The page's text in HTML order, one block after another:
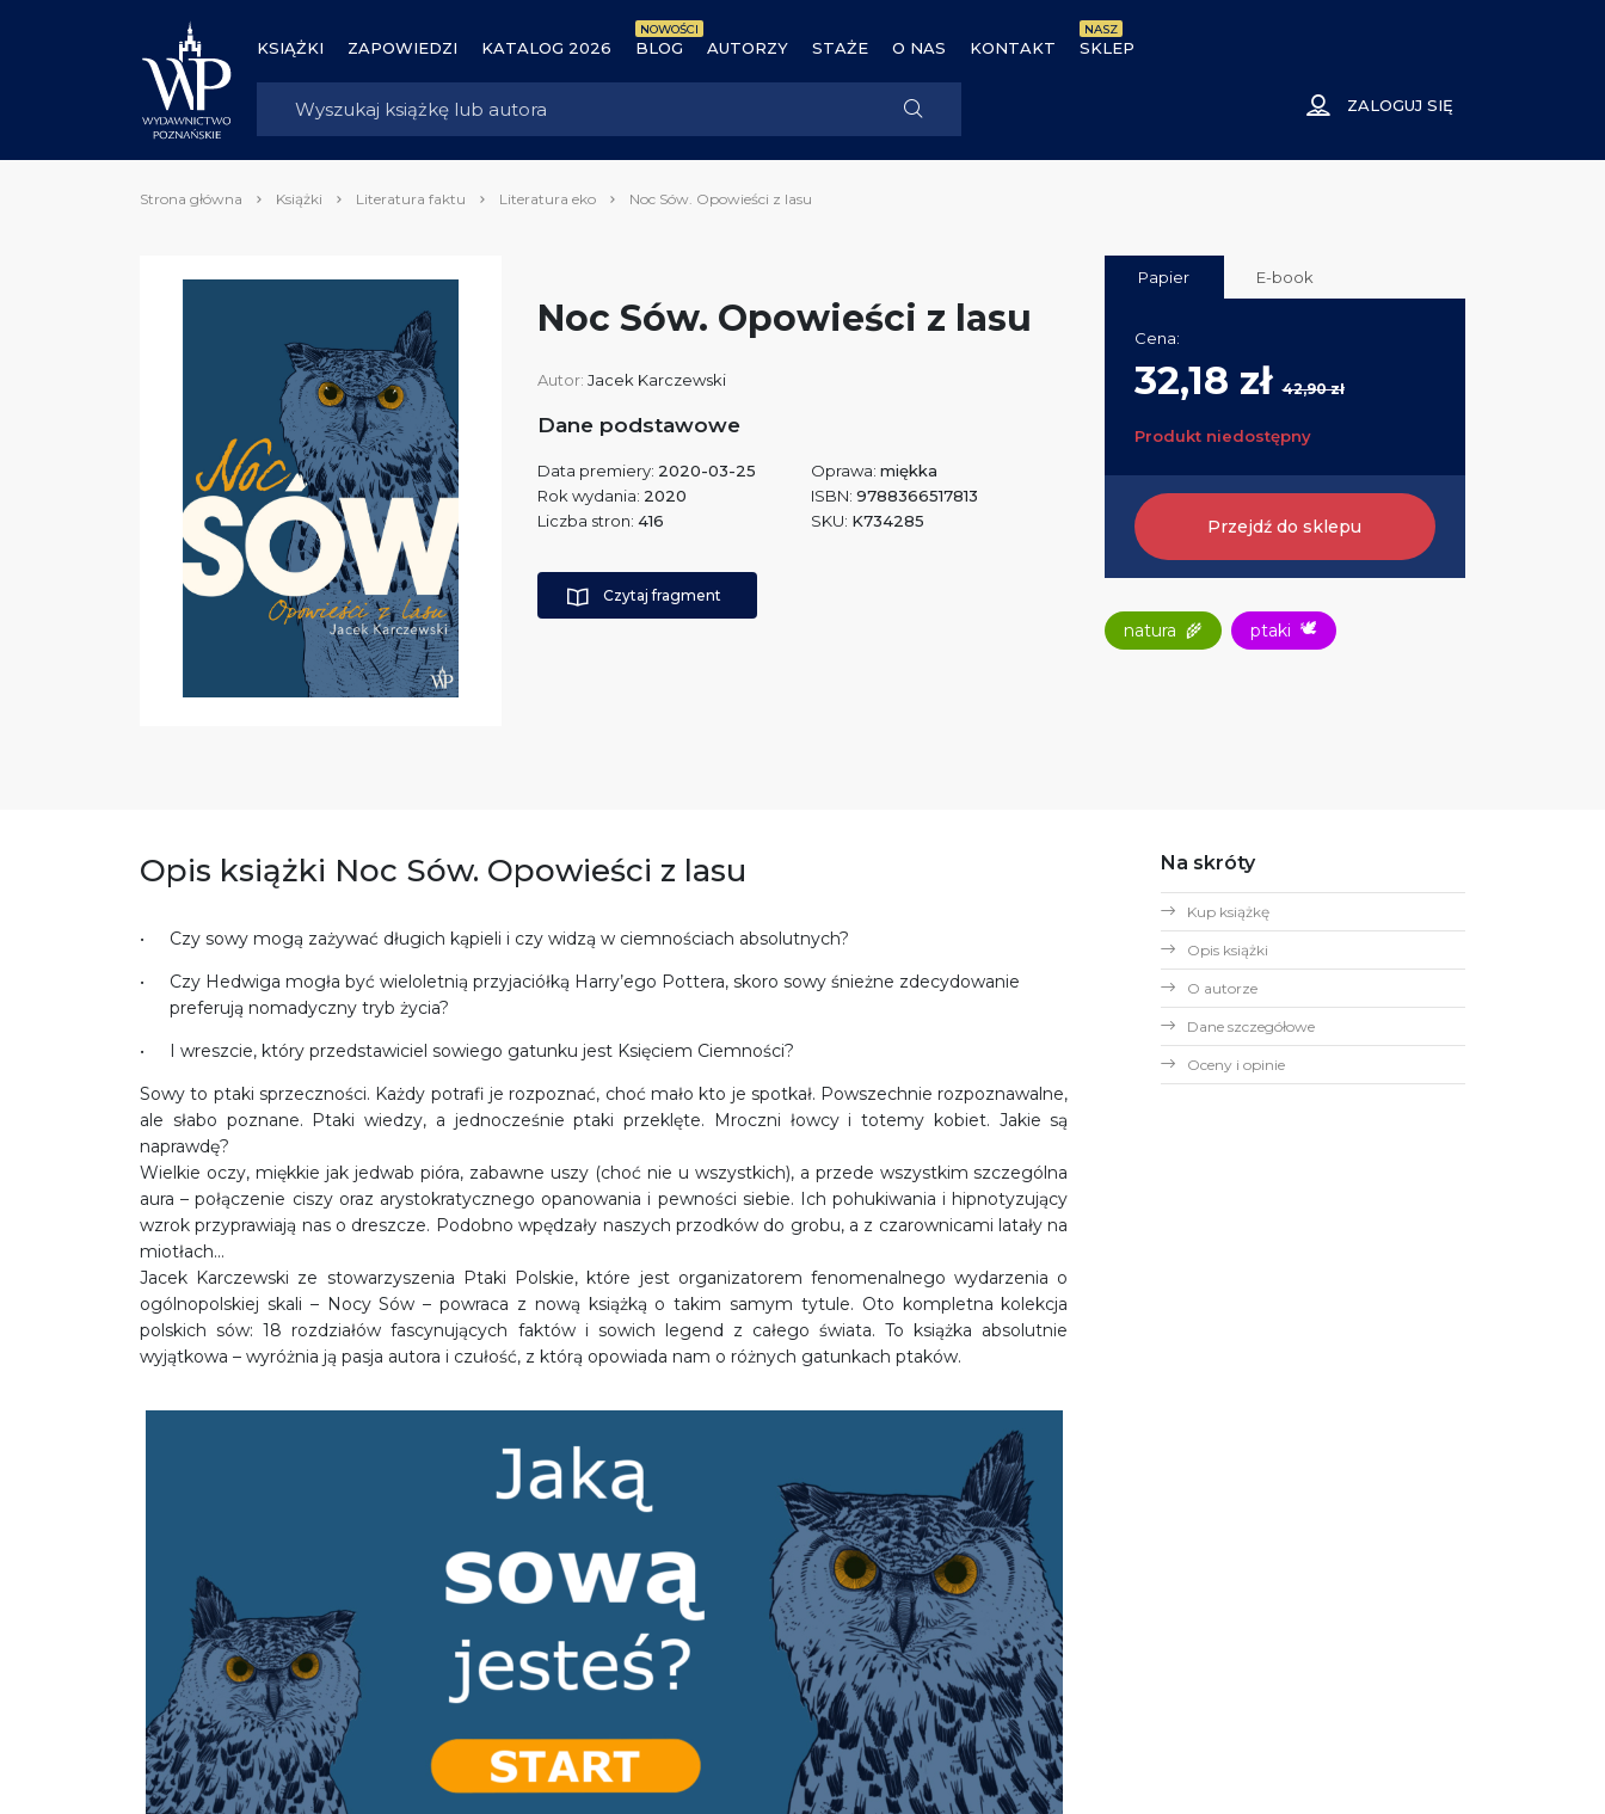
KSIĄŻKI ZAPOWIEDZI KATALOG 2026 BLOG
NOWOŚCI
AUTORZY STAŻE O NAS KONTAKT SKLEP
NASZ
ZALOGUJ SIĘ
Strona główna Książki Literatura faktu Literatura eko Noc Sów. Opowieści z lasu
Noc Sów. Opowieści z lasu
Autor: Jacek Karczewski
Dane podstawowe
Data premiery: 2020-03-25
Rok wydania: 2020
Liczba stron: 416
Oprawa: miękka
ISBN: 9788366517813
SKU: K734285
Czytaj fragment
Papier E-book
Cena:
32,18 zł42,90 zł
Produkt niedostępny
Przejdź do sklepu
natura 🌾 ptaki 🕊
Opis książki Noc Sów. Opowieści z lasu
Czy sowy mogą zażywać długich kąpieli i czy widzą w ciemnościach absolutnych?
Czy Hedwiga mogła być wieloletnią przyjaciółką Harry’ego Pottera, skoro sowy śnieżne zdecydowanie
preferują nomadyczny tryb życia?
I wreszcie, który przedstawiciel sowiego gatunku jest Księciem Ciemności?
Sowy to ptaki sprzeczności. Każdy potrafi je rozpoznać, choć mało kto je spotkał. Powszechnie rozpoznawalne,
ale słabo poznane. Ptaki wiedzy, a jednocześnie ptaki przeklęte. Mroczni łowcy i totemy kobiet. Jakie są
naprawdę?
Wielkie oczy, miękkie jak jedwab pióra, zabawne uszy (choć nie u wszystkich), a przede wszystkim szczególna
aura – połączenie ciszy oraz arystokratycznego opanowania i pewności siebie. Ich pohukiwania i hipnotyzujący
wzrok przyprawiają nas o dreszcze. Podobno wpędzały naszych przodków do grobu, a z czarownicami latały na
miotłach…
Jacek Karczewski ze stowarzyszenia Ptaki Polskie, które jest organizatorem fenomenalnego wydarzenia o
ogólnopolskiej skali – Nocy Sów – powraca z nową książką o takim samym tytule. Oto kompletna kolekcja
polskich sów: 18 rozdziałów fascynujących faktów i sowich legend z całego świata. To książka absolutnie
wyjątkowa – wyróżnia ją pasja autora i czułość, z którą opowiada nam o różnych gatunkach ptaków.
Na skróty
Kup książkę
Opis książki
O autorze
Dane szczegółowe
Oceny i opinie